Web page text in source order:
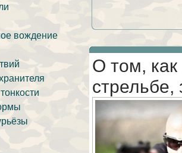
вождение
О том, как
стрельбе,